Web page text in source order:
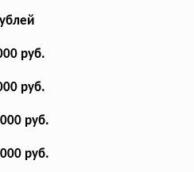
руб.
руб.
руб.
руб.